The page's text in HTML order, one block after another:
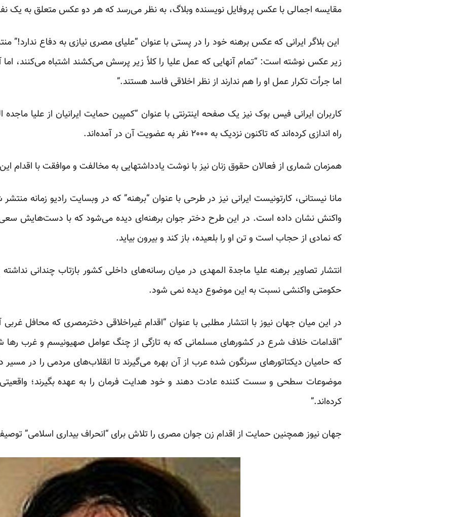
مقایسه اجمالی با عکس پروفایل نویسنده وبلاگ، به نظر می‌رسد که هر دو عکس متعلق به یک
این بلاگر ایرانی که عکس برهنه خود را در پستی با عنوان “علیای مصری نیازی به دفاع ندارد!”
زیر عکس نوشته است: “تمام آنهایی که عمل علیا را کلاً زیر پرسش می‌کشند اشتباه می‌­کنند، اما
اما جرأت تکرار عمل او را هم ندارند از نظر اخلاقی فاسد هستند.”
کاربران ایرانی فیس بوک نیز یک صفحه اینترنتی با عنوان “کمپین حمایت ایرانیان از علیا
راه اندازی کرده‌اند که تاکنون نزدیک به ۲۰۰۰ نفر به عضویت آن در آمده‌اند.
همزمان شماری از فعالان حقوق زنان نیز با نوشت یادداشتهایی به مخالفت و موافقت با اقدام این بلاگر ۲۰ ساله مصری
مانا نیستانی، کارتونیست ایرانی نیز در طرحی با عنوان “برهنه” که در وبسایت رادیو زمانه
واکنش نشان داده است. در این طرح دختر جوان برهنه‌ای دیده می‌شود که با دست‌هایش
که نمادی از حجاب است و تن او را بلعیده، باز کند و بیرون بیاید.
انتشار تصاویر برهنه علیا ماجدة المهدی در میان رسانه‌های داخلی کشور بازتاب چندانی
حکومتی واکنشی نسبت به این موضوع دیده نمی شود.
در این میان جهان نیوز با انتشار مطلبی با عنوان “اقدام غیراخلاقی دخترمصری که محافل غربی
“اقدامات خلاف شرع در کشورهای مسلمانی که به تازگی از چنگ عوامل صهیونیسم و غرب‌‌ رها
که حامیان دیکتاتورهای سرنگون شده عرب از آن بهره می‌گیرند تا انقلاب‌های مردمی را در مسیر
موضوعات سطحی و سست کننده عادت دهند و خود هدایت فرمان را به عهده بگیرند؛ واقعیتی
کرده‌اند.”
جهان نیوز همچنین حمایت از اقدام زن جوان مصری را تلاش برای “انحراف بیداری اسلامی”